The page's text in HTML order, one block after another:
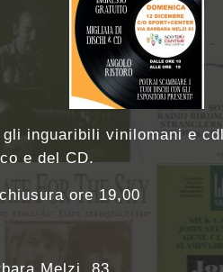
gli inguaribili vinilomani e
e del CD.
ore 19,00
Melzi, 83